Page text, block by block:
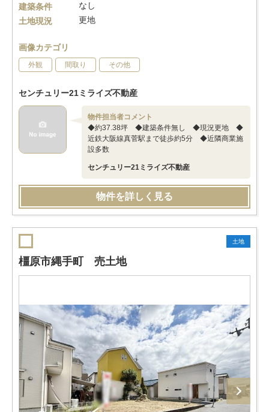
建築条件
なし
土地現況
更地
画像カテゴリ
外観 間取り その他
センチュリー21ミライズ不動産
物件担当者コメント
◆約37.38坪 ◆建築条件無し ◆現況更地 ◆
近鉄大阪線真菅駅まで徒歩約5分 ◆近隣商業施
設多数
センチュリー21ミライズ不動産
物件を詳しく見る
土地
橿原市縄手町 売土地